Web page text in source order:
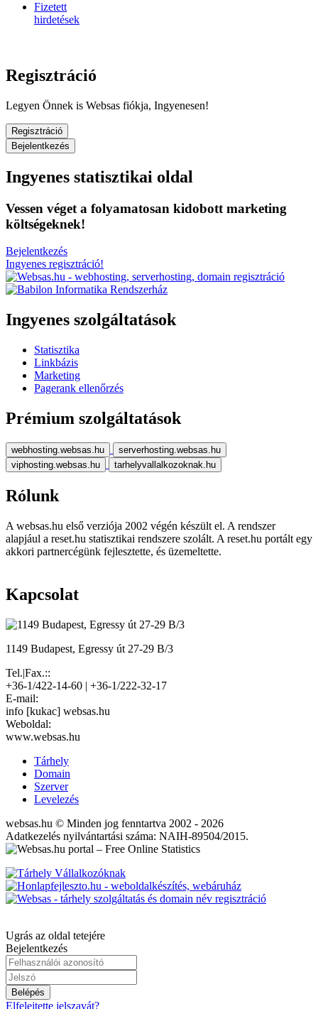
Fizetett
hirdetések
Regisztráció
Legyen Önnek is Websas fiókja, Ingyenesen!
Regisztráció
Bejelentkezés
Ingyenes statisztikai oldal
Vessen véget a folyamatosan kidobott marketing
költségeknek!
Bejelentkezés
Ingyenes regisztráció!
Ingyenes szolgáltatások
Statisztika
Linkbázis
Marketing
Pagerank ellenőrzés
Prémium szolgáltatások
webhosting.websas.hu
serverhosting.websas.hu
viphosting.websas.hu
tarhelyvallalkozoknak.hu
Rólunk
A websas.hu első verziója 2002 végén készült el. A rendszer
alapjául a reset.hu statisztikai rendszere szolált. A reset.hu portált egy
akkori partnercégünk fejlesztette, és üzemeltette.
Kapcsolat
1149 Budapest, Egressy út 27-29 B/3
Tel.|Fax.::
+36-1/422-14-60 | +36-1/222-32-17
E-mail:
info [kukac] websas.hu
Weboldal:
www.websas.hu
Tárhely
Domain
Szerver
Levelezés
websas.hu © Minden jog fenntartva 2002 - 2026
Adatkezelés nyilvántartási száma: NAIH-89504/2015.
Ugrás az oldal tetejére
Bejelentkezés
Belépés
Elfelejtette jelszavát?